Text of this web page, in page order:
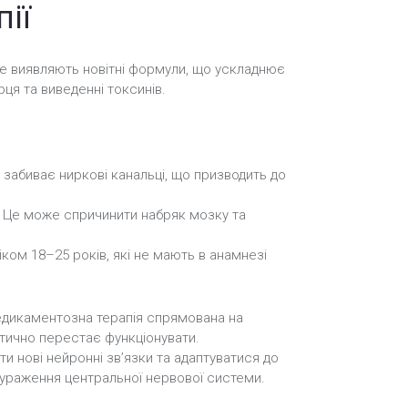
виявляють новітні формули, що ускладнює
та виведенні токсинів.
ниркові канальці, що призводить до
Це може спричинити набряк мозку та
18–25 років, які не мають в анамнезі
терапія спрямована на
перестає функціонувати.
нові нейронні зв’язки та адаптуватися до
центральної нервової системи.